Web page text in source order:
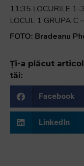
11:35 LOCURILE 1-3
LOCUL 1 GRUPA C
FOTO: Bradeanu
Ți-a plăcut
tăi:
Facebook
LinkedIn